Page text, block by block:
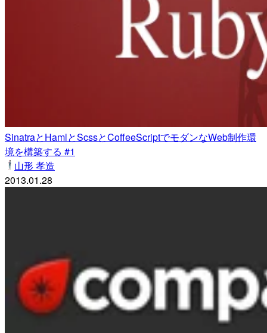
SinatraとHamlとScssとCoffeeScriptでモダンなWeb制作環
境を構築する #1
山形 孝造
2013.01.28